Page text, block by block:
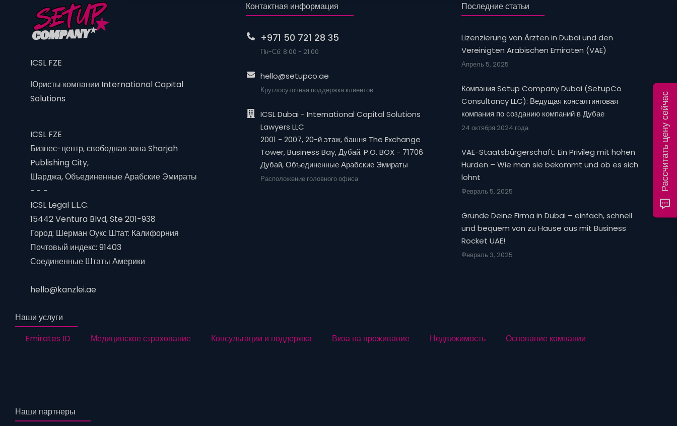
ICSL FZE
Юристы компании International Capital
Solutions
ICSL FZE
Бизнес-центр, свободная зона Sharjah
Publishing City,
Шарджа, Объединенные Арабские Эмираты
- - -
ICSL Legal L.L.C.
15442 Ventura Blvd, Ste 201-938
Город: Шерман Оукс Штат: Калифорния
Почтовый индекс: 91403
Соединенные Штаты Америки
hello@kanzlei.ae
Контактная информация
+971 50 721 28 35
Пн-Сб: 8:00 - 21:00
hello@setupco.ae
Круглосуточная поддержка клиентов
ICSL Dubai - International Capital Solutions
Lawyers LLC
2001 - 2007, 20-й этаж, башня The Exchange
Tower, Business Bay, Дубай. P.O. BOX - 71706
Дубай, Объединенные Арабские Эмираты
Расположение головного офиса
Последние статьи
Lizenzierung von Ärzten in Dubai und den
Vereinigten Arabischen Emiraten (VAE)
Апрель 5, 2025
Компания Setup Company Dubai (SetupCo
Consultancy LLC): Ведущая консалтинговая
компания по созданию компаний в Дубае
24 октября 2024 года
VAE-Staatsbürgerschaft: Ein Privileg mit hohen
Hürden – Wie man sie bekommt und ob es sich
lohnt
Февраль 5, 2025
Gründe Deine Firma in Dubai – einfach, schnell
und bequem von zu Hause aus mit Business
Rocket UAE!
Февраль 3, 2025
Наши услуги
Emirates ID
Медицинское страхование Консультации и поддержка Виза на проживание Недвижимость Основание компании
Наши партнеры
Рассчитать цену сейчас